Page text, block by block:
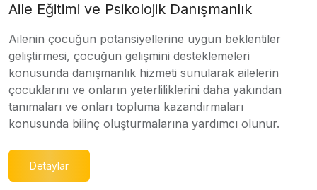
Aile Eğitimi ve Psikolojik Danışmanlık
Ailenin çocuğun potansiyellerine uygun beklentiler
geliştirmesi, çocuğun gelişmini desteklemeleri
konusunda danışmanlık hizmeti sunularak ailelerin
çocuklarını ve onların yeterliliklerini daha yakından
tanımaları ve onları topluma kazandırmaları
konusunda bilinç oluşturmalarına yardımcı olunur.
Detaylar